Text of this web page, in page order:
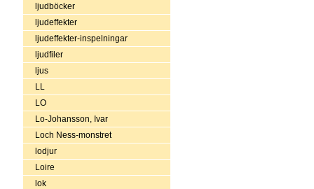
ljudböcker
ljudeffekter
ljudeffekter-inspelningar
ljudfiler
ljus
LL
LO
Lo-Johansson, Ivar
Loch Ness-monstret
lodjur
Loire
lok